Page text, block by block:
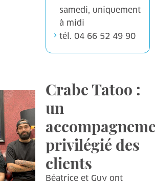
samedi, uniquement
à midi
tél. 04 66 52 49 90
Crabe Tatoo :
un
privilégié des
clients
Béatrice et Guy ont